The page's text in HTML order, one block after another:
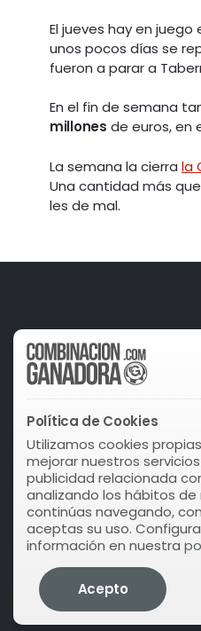
El jueves hay en juego
unos pocos días se
fueron a parar a
En el fin de semana
millones de euros, en
La semana la cierrala
Una cantidad más
les de mal.
Política de Cookies
Utilizamos cookies
mejorar nuestros
publicidad relacionada
analizando los hábitos de
continúas navegando,
aceptas su uso.
información en nuestra
Acepto